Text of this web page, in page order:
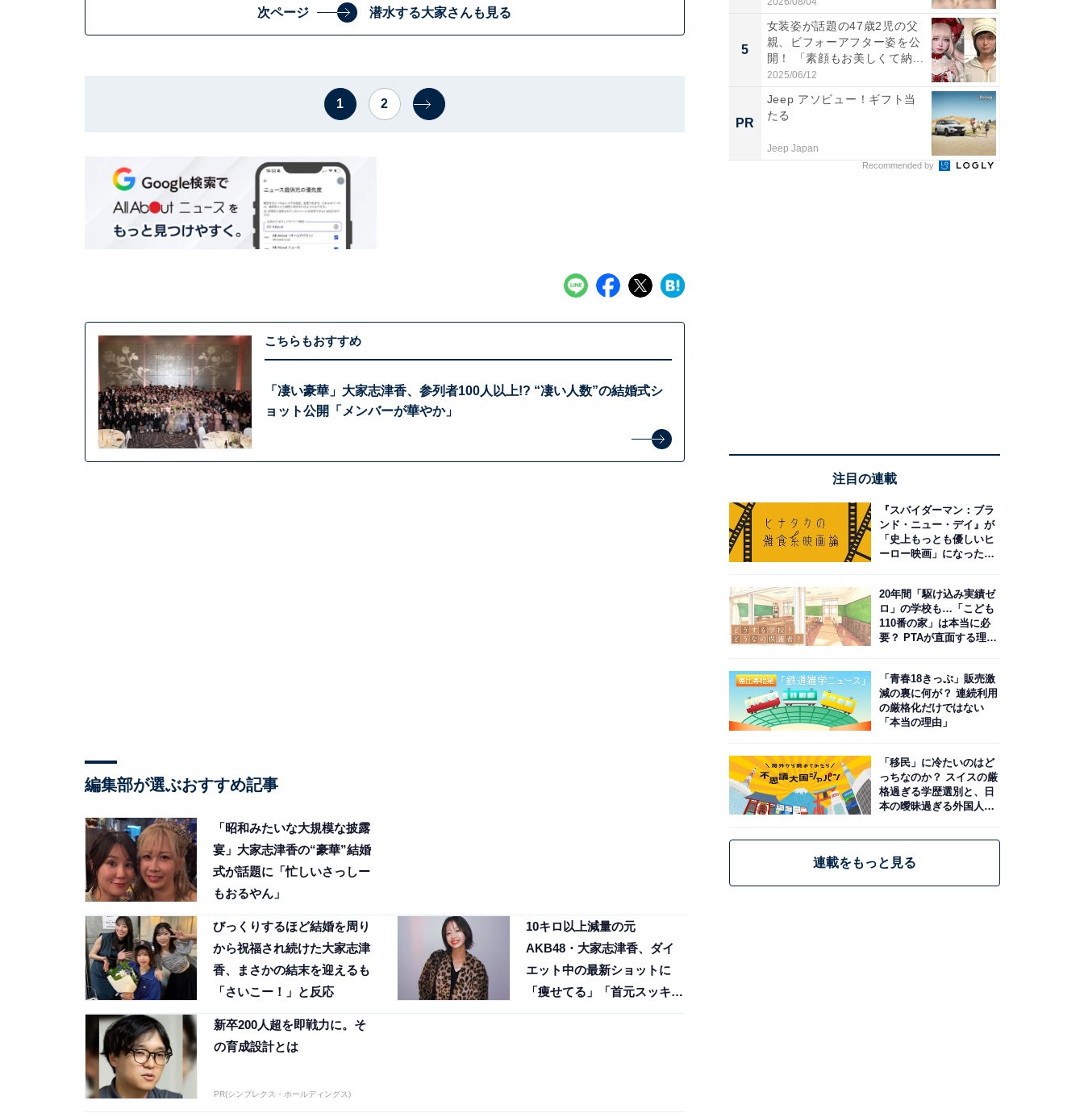
次ページ 潜水する大家さんも見る
1 2
こちらもおすすめ
「凄い豪華」大家志津香、参列者100人以上!? “凄い人数”の結婚式シ
ョット公開「メンバーが華やか」
編集部が選ぶおすすめ記事
「昭和みたいな大規模な披露
宴」大家志津香の“豪華”結婚
式が話題に「忙しいさっしー
もおるやん」
びっくりするほど結婚を周り
から祝福され続けた大家志津
香、まさかの結末を迎えるも
「さいこー！」と反応
10キロ以上減量の元
AKB48・大家志津香、ダイ
エット中の最新ショットに
「痩せてる」「首元スッキ
新卒200人超を即戦力に。そ
の育成設計とは
PR(シンプレクス・ホールディングス)
5
女装姿が話題の47歳2児の父
親、ビフォーアフター姿を公
開！ 「素顔もお美しくて納...
2025/06/12
PR
Jeep アソビュー！ギフト当
たる
Jeep Japan
Recommended by
注目の連載
『スパイダーマン：ブラ
ンド・ニュー・デイ』が
「史上もっとも優しいヒ
ーロー映画」になった理
20年間「駆け込み実績ゼ
ロ」の学校も…「こども
110番の家」は本当に必
要？ PTAが直面する理想
「青春18きっぷ」販売激
減の裏に何が？ 連続利用
の厳格化だけではない
「本当の理由」
「移民」に冷たいのはど
っちなのか？ スイスの厳
格過ぎる学歴選別と、日
本の曖昧過ぎる外国人政
連載をもっと見る